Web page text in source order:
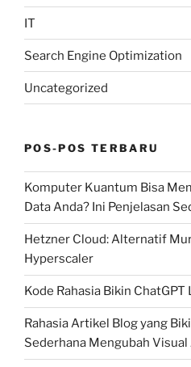
IT
Search Engine Optimization
Uncategorized
POS-POS TERBARU
Komputer Kuantum Bisa
Data Anda? Ini Penjelasan
Hetzner Cloud: Alternatif
Hyperscaler
Kode Rahasia Bikin
Rahasia Artikel Blog yang
Sederhana Mengubah